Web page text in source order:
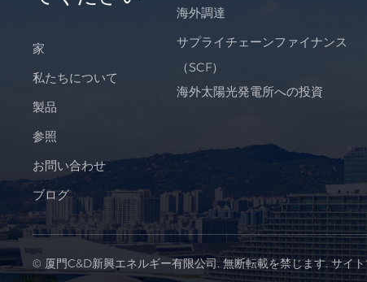
家
私たちについて
製品
参照
お問い合わせ
ブログ
海外調達
サプライチェーンファイナンス
（SCF）
海外太陽光発電所への投資
© 厦門C&D新興エネルギー有限公司. 無断転載を禁じます.サイ